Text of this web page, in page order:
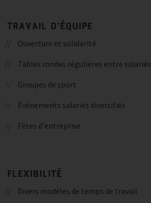
TRAVAIL D'ÉQUIPE
Ouverture et solidarité
Tables rondes régulières entre salariés
Groupes de sport
Événements salariés diversifiés
Fêtes d'entreprise
FLEXIBILITÉ
Divers modèles de temps de travail